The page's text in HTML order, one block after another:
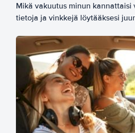
Mikä vakuutus minun
tietoja ja vinkkejä löytääksesi